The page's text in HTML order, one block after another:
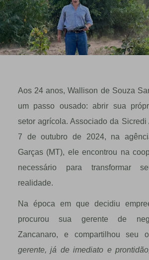
Aos 24 anos, Wallison de Souza
um passo ousado: abrir sua
setor agrícola. Associado da Sicredi
7 de outubro de 2024, na
Garças (MT), ele encontrou na
necessário para transformar
realidade.
Na época em que decidiu
procurou sua gerente de
Zancanaro, e compartilhou seu
gerente, já de imediato e